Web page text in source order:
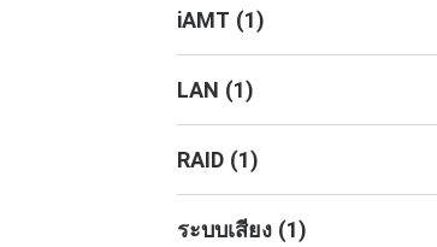
iAMT (1)
LAN (1)
RAID (1)
ระบบเสียง (1)